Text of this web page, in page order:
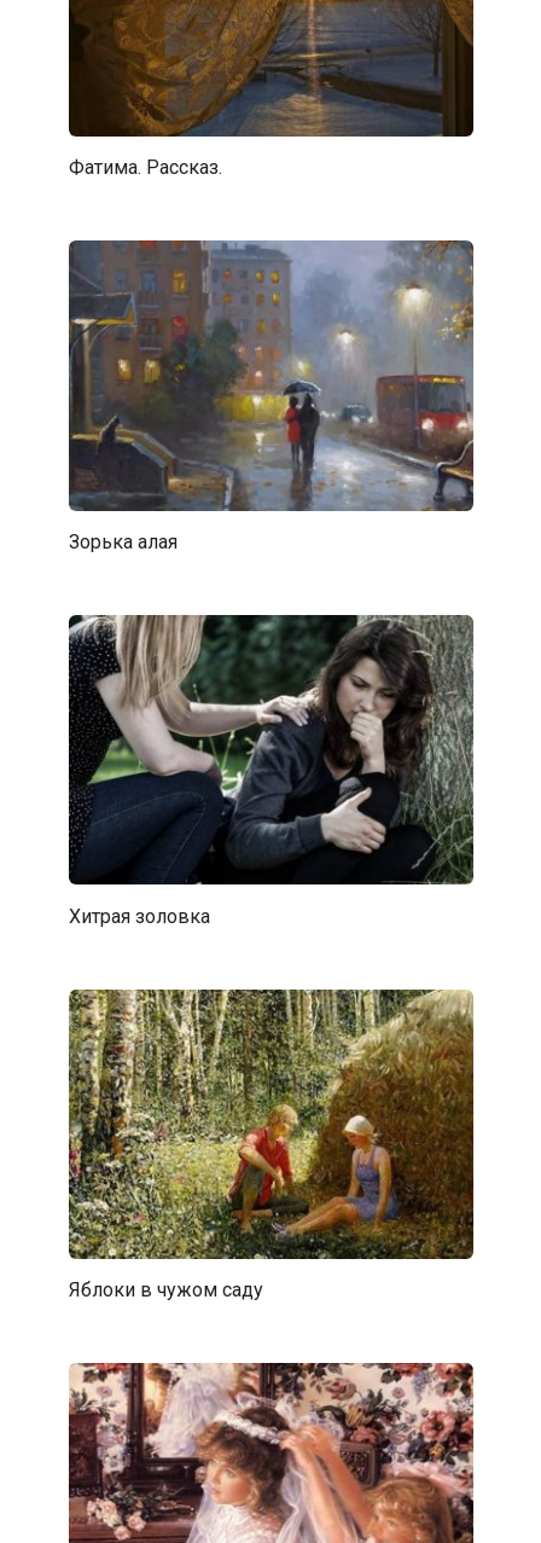
Фатима. Рассказ.
Зорька алая
Хитрая золовка
Яблоки в чужом саду